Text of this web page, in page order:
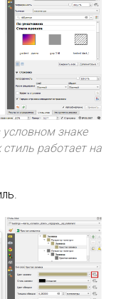
условном знаке
стиль работает на